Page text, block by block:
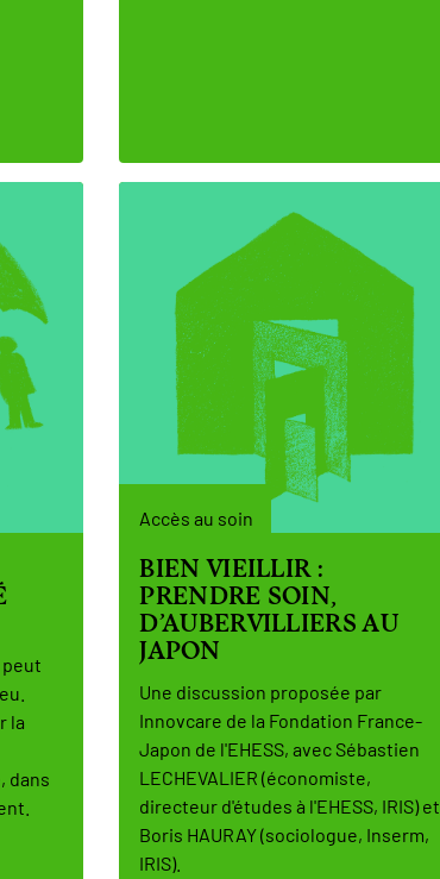
la
dans
Accès au soin
BIEN VIEILLIR :
PRENDRE SOIN,
D’AUBERVILLIERS AU
JAPON
Une discussion proposée par
Innovcare de la Fondation France-
Japon de l'EHESS, avec Sébastien
LECHEVALIER (économiste,
directeur d'études à l'EHESS, IRIS) et
Boris HAURAY (sociologue, Inserm,
IRIS).